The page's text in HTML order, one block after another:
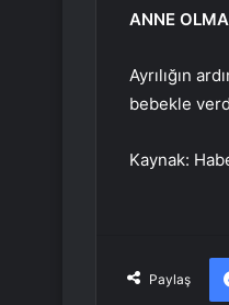
ANNE
Ayrılığın
bebekle
Kaynak:
Paylaş